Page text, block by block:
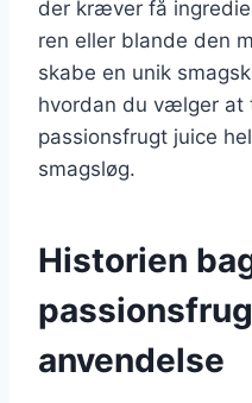
der kræver få
ren eller blande den
skabe en unik
hvordan du vælger at
passionsfrugt juice
smagsløg.
Historien
anvendelse